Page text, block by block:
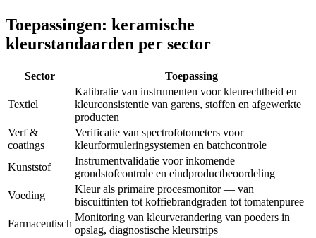
Toepassingen: keramische
kleurstandaarden per sector
Sector Toepassing
Textiel
Kalibratie van instrumenten voor kleurechtheid en
kleurconsistentie van garens, stoffen en afgewerkte
producten
Verf &
coatings
Verificatie van spectrofotometers voor
kleurformuleringsystemen en batchcontrole
Kunststof
Instrumentvalidatie voor inkomende
grondstofcontrole en eindproductbeoordeling
Voeding
Kleur als primaire procesmonitor — van
biscuittinten tot koffiebrandgraden tot tomatenpuree
Farmaceutisch
Monitoring van kleurverandering van poeders in
opslag, diagnostische kleurstrips